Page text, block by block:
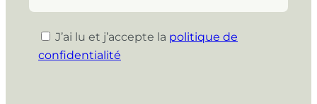
J’ai lu et j’accepte la politique de
confidentialité